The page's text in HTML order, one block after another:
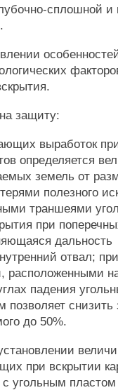
сплошной и
защиту:
выработок
определяется
земель от
полезного
траншеями
при
дальность
отвал;
расположенными
падения
позволяет снизить
до 50%.
при вскрытии
угольным